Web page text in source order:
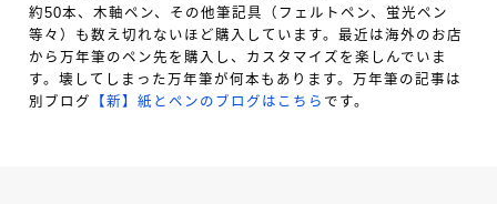
約50本、木軸ペン、その他筆記具（フェルトペン、蛍光ペン
等々）も数え切れないほど購入しています。最近は海外のお店
から万年筆のペン先を購入し、カスタマイズを楽しんでいま
す。壊してしまった万年筆が何本もあります。万年筆の記事は
別ブログ
【新】紙とペンのブログはこちら です。